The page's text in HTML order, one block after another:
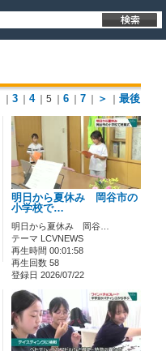
3 4 ｜5 6 7 ＞ 最後
明日から夏休み 岡谷市の
小学校で…
明日から夏休み 岡谷…
テーマ LCVNEWS
再生時間 00:01:58
再生回数 58
登録日 2026/07/22